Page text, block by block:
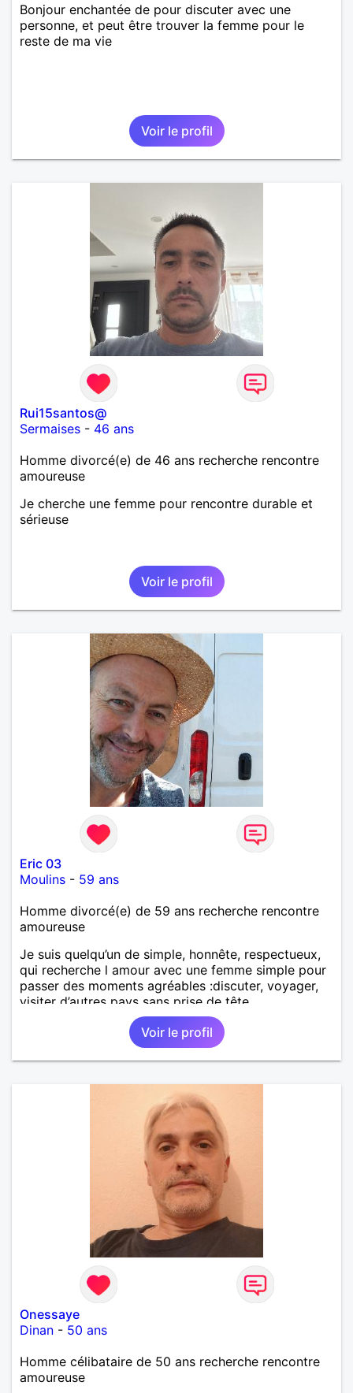
Bonjour enchantée de pour discuter avec une
personne, et peut être trouver la femme pour le
reste de ma vie
Voir le profil
Rui15santos@
Sermaises - 46 ans
Homme divorcé(e) de 46 ans recherche rencontre
amoureuse
Je cherche une femme pour rencontre durable et
sérieuse
Voir le profil
Eric 03
Moulins - 59 ans
Homme divorcé(e) de 59 ans recherche rencontre
amoureuse
Je suis quelqu’un de simple, honnête, respectueux,
qui recherche l amour avec une femme simple pour
passer des moments agréables :discuter, voyager,
visiter d’autres pays sans prise de tête.
Voir le profil
Onessaye
Dinan - 50 ans
Homme célibataire de 50 ans recherche rencontre
amoureuse